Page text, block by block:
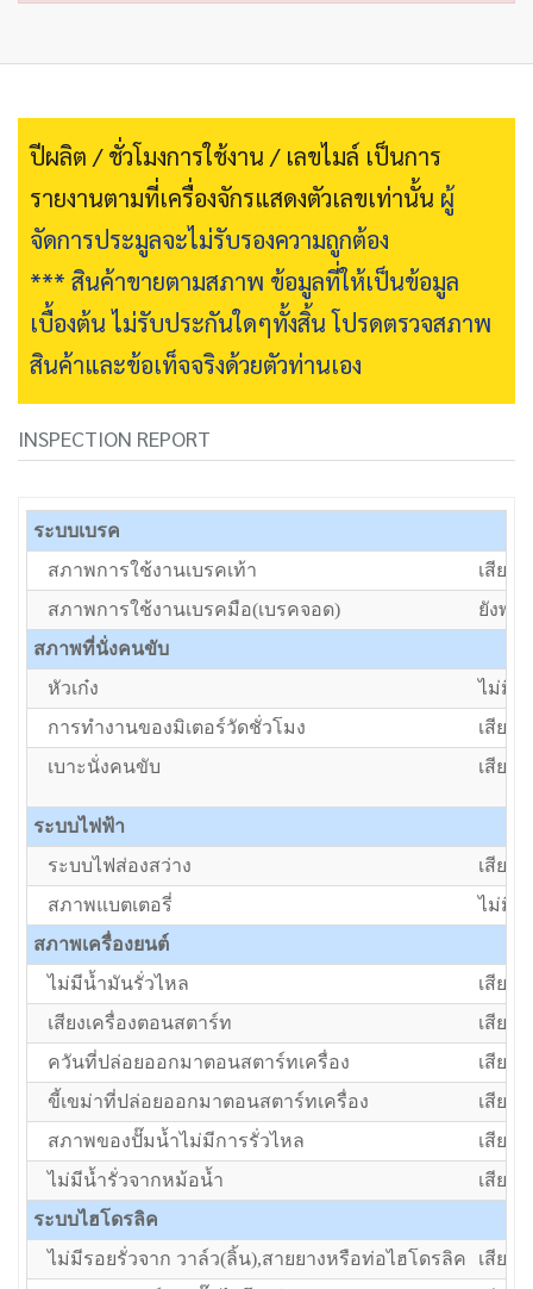
ปีผลิต / ชั่วโมงการใช้งาน / เลขไมล์ เป็นการ
รายงานตามที่เครื่องจักรแสดงตัวเลขเท่านั้น ผู้
จัดการประมูลจะไม่รับรองความถูกต้อง
*** สินค้าขายตามสภาพ ข้อมูลที่ให้เป็นข้อมูล
เบื้องต้น ไม่รับประกันใดๆทั้งสิ้น โปรดตรวจสภาพ
สินค้าและข้อเท็จจริงด้วยตัวท่านเอง
INSPECTION REPORT
ระบบเบรค
สภาพการใช้งานเบรคเท้า
เสีย/ต้
สภาพการใช้งานเบรคมือ(เบรคจอด)
ยังพอ
สภาพที่นั่งคนขับ
หัวเก๋ง
ไม่มี
การทำงานของมิเตอร์วัดชั่วโมง
เสีย/ต้
เบาะนั่งคนขับ
เสีย/ต้
ระบบไฟฟ้า
ระบบไฟส่องสว่าง
เสีย/ต้
สภาพแบตเตอรี่
ไม่มีแ
สภาพเครื่องยนต์
ไม่มีน้ำมันรั่วไหล
เสีย/ต้
เสียงเครื่องตอนสตาร์ท
เสีย/ต้
ควันที่ปล่อยออกมาตอนสตาร์ทเครื่อง
เสีย/ต้
ขี้เขม่าที่ปล่อยออกมาตอนสตาร์ทเครื่อง
เสีย/ต้
สภาพของปั๊มน้ำไม่มีการรั่วไหล
เสีย/ต้
ไม่มีน้ำรั่วจากหม้อน้ำ
เสีย/ต้
ระบบไฮโดรลิค
ไม่มีรอยรั่วจาก วาล์ว(ลิ้น),สายยางหรือท่อไฮโดรลิค
เสีย/ต้